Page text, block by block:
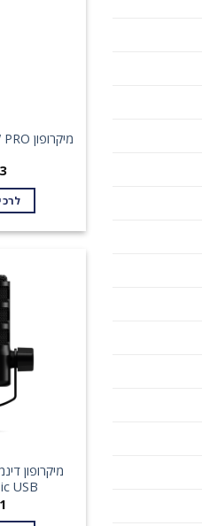
מיקרופון RODE INTERVIEW PRO
מיקרופון
USB